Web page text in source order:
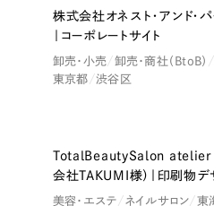
215-0066
24時間受付
株式会社オネスト・アンド・
｜コーポレートサイト
卸売・小売 卸売・商社（BtoB）
東京都
渋谷区
TotalBeautySalon atelier
会社TAKUMI様）｜印刷物デ
美容・エステ ネイルサロン 東